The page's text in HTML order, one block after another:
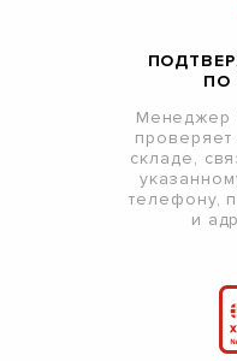
ПО
Менеджер
проверяет
складе,
телефону,
и